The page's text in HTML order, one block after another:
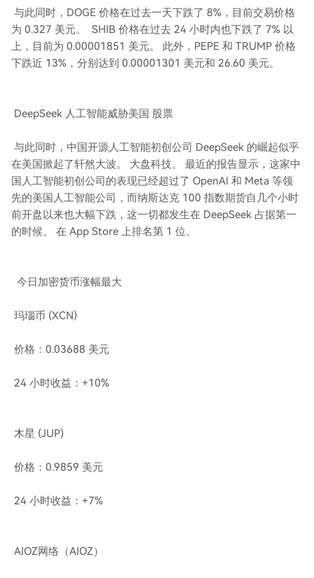
与此同时，DOGE 价格在过去一天下跌了 8%，目前交易价格
为 0.327 美元。 SHIB 价格在过去 24 小时内也下跌了 7% 以
上，目前为 0.00001851 美元。 此外，PEPE 和 TRUMP 价格
下跌近 13%，分别达到 0.00001301 美元和 26.60 美元。
DeepSeek 人工智能威胁美国 股票
与此同时，中国开源人工智能初创公司 DeepSeek 的崛起似乎
在美国掀起了轩然大波。 大盘科技。 最近的报告显示，这家中
国人工智能初创公司的表现已经超过了 OpenAI 和 Meta 等领
先的美国人工智能公司，而纳斯达克 100 指数期货自几个小时
前开盘以来也大幅下跌，这一切都发生在 DeepSeek 占据第一
的时候。 在 App Store 上排名第 1 位。
今日加密货币涨幅最大
玛瑙币 (XCN)
价格：0.03688 美元
24 小时收益：+10%
木星 (JUP)
价格：0.9859 美元
24 小时收益：+7%
AIOZ网络（AIOZ）